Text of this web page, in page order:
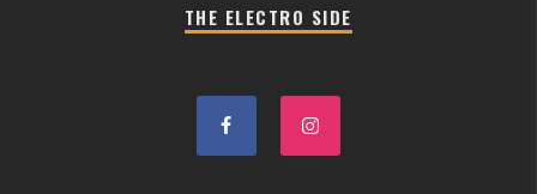
THE ELECTRO SIDE